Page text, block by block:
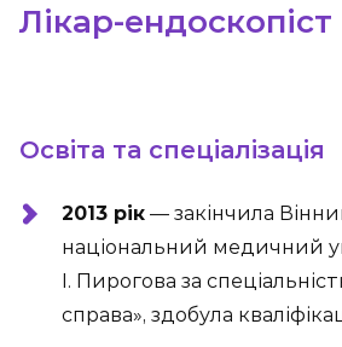
Лікар-ендоскопіст
Освіта та спеціалізація
2013 рік — закінчила
національний медичний
І. Пирогова за
справа», здобула